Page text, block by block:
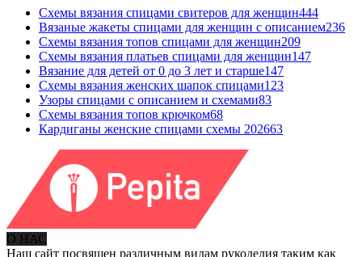
Схемы вязания спицами свитеров для женщин444
Вязаные жакеты спицами для женщин с описанием236
Схемы вязания топов спицами для женщин209
Схемы вязания платьев спицами для женщин147
Вязание для детей от 0 до 3 лет и старше147
Схемы вязания женских шапок спицами123
Узоры спицами с описанием и схемами83
Схемы вязания топов крючком68
Кардиганы женские спицами схемы 202663
О НАС
Наш сайт посвящен различным видам рукоделия таким как